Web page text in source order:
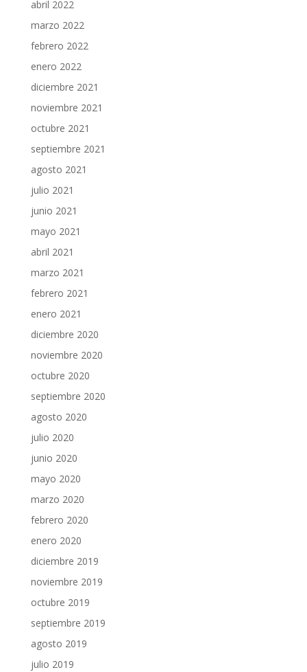
abril 2022
marzo 2022
febrero 2022
enero 2022
diciembre 2021
noviembre 2021
octubre 2021
septiembre 2021
agosto 2021
julio 2021
junio 2021
mayo 2021
abril 2021
marzo 2021
febrero 2021
enero 2021
diciembre 2020
noviembre 2020
octubre 2020
septiembre 2020
agosto 2020
julio 2020
junio 2020
mayo 2020
marzo 2020
febrero 2020
enero 2020
diciembre 2019
noviembre 2019
octubre 2019
septiembre 2019
agosto 2019
julio 2019